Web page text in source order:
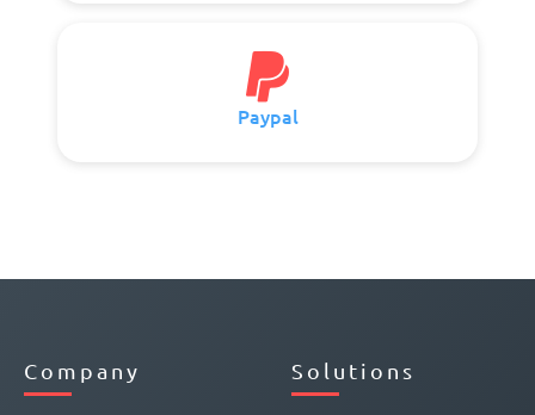
Paypal
Company Solutions